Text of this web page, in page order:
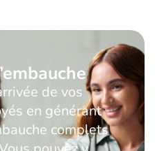
de vos
en générant
complets